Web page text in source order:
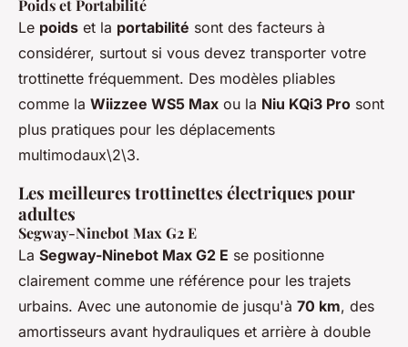
Poids et Portabilité
Le poids et la portabilité sont des facteurs à
considérer, surtout si vous devez transporter votre
trottinette fréquemment. Des modèles pliables
comme la Wiizzee WS5 Max ou la Niu KQi3 Pro sont
plus pratiques pour les déplacements
multimodaux\2\3.
Les meilleures trottinettes électriques pour
adultes
Segway-Ninebot Max G2 E
La Segway-Ninebot Max G2 E se positionne
clairement comme une référence pour les trajets
urbains. Avec une autonomie de jusqu'à 70 km, des
amortisseurs avant hydrauliques et arrière à double